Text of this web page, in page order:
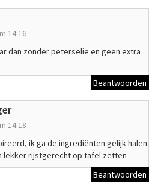
14:16
dan zonder peterselie en geen extra
Beantwoorden
14:18
ik ga de ingrediënten gelijk halen
lekker rijstgerecht op tafel zetten
Beantwoorden